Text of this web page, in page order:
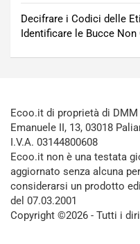
Decifrare i Codici delle
Identificare le Bucce
Ecoo.it di proprietà di
Emanuele II, 13, 03018
I.V.A. 03144800608
Ecoo.it non è una testata
aggiornato senza alcuna
considerarsi un prodotto
del 07.03.2001
Copyright ©2026 - Tutti i